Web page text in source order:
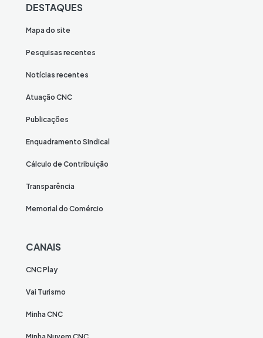
DESTAQUES
Mapa do site
Pesquisas recentes
Notícias recentes
Atuação CNC
Publicações
Enquadramento Sindical
Cálculo de Contribuição
Transparência
Memorial do Comércio
CANAIS
CNC Play
Vai Turismo
Minha CNC